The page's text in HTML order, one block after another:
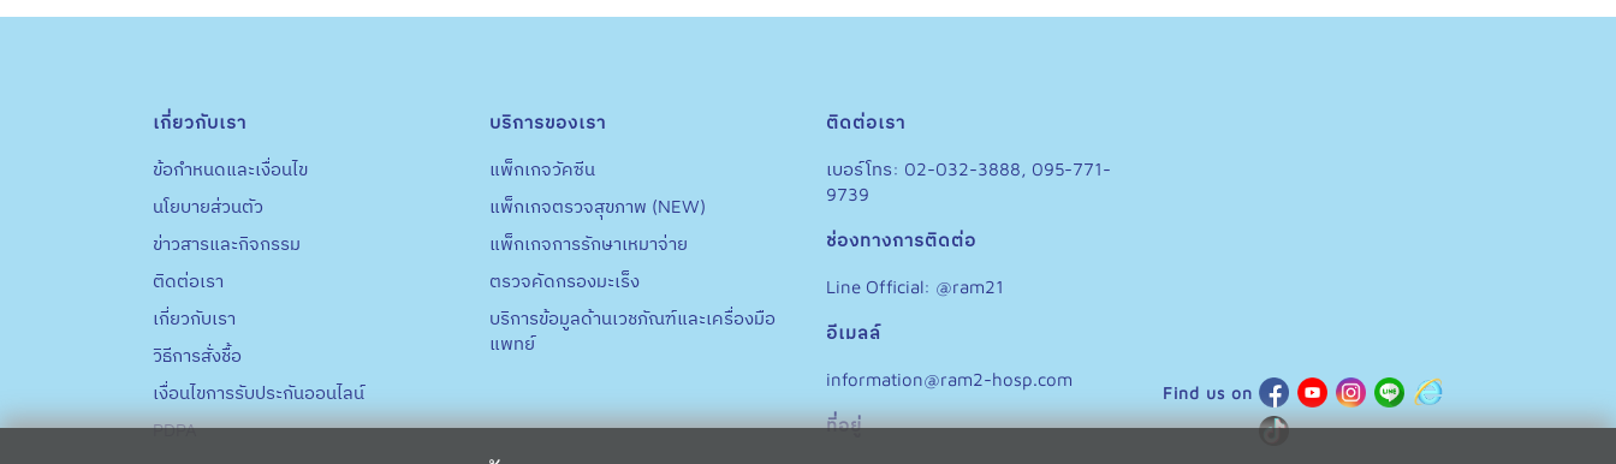
เกี่ยวกับเรา
ข้อกำหนดและเงื่อนไข
นโยบายส่วนตัว
ข่าวสารและกิจกรรม
ติดต่อเรา
เกี่ยวกับเรา
วิธีการสั่งชื้อ
เงื่อนไขการรับประกันออนไลน์
PDPA
บริการของเรา
แพ็กเกจวัคซีน
แพ็กเกจตรวจสุขภาพ (NEW)
แพ็กเกจการรักษาเหมาจ่าย
ตรวจคัดกรองมะเร็ง
บริการข้อมูลด้านเวชภัณฑ์และเครื่องมือ
แพทย์
ติดต่อเรา
เบอร์โทร: 02-032-3888, 095-771-
9739
ช่องทางการติดต่อ
Line Official: @ram21
อีเมลล์
information@ram2-hosp.com
ที่อยู่
Find us on